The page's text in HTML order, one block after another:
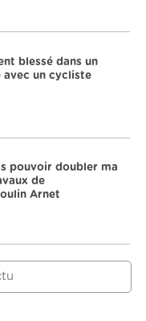
blessé dans un
un cycliste
pouvoir doubler ma
de
Arnet